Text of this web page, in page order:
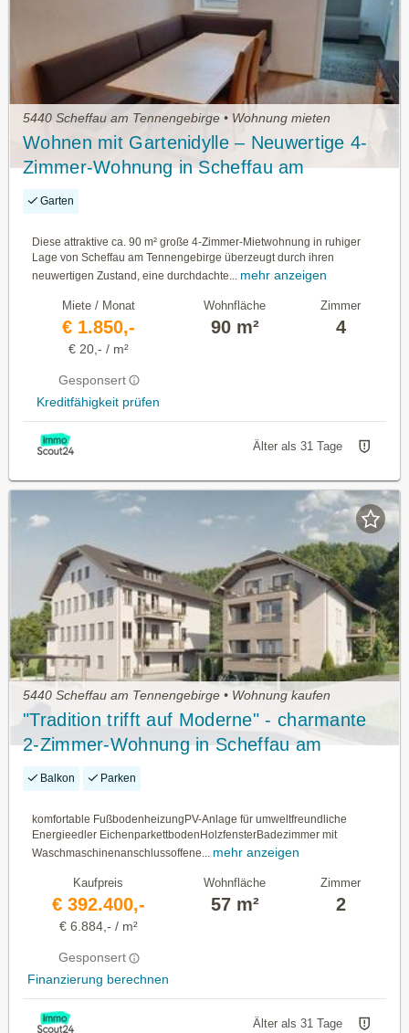
5440 Scheffau am Tennengebirge • Wohnung mieten
Wohnen mit Gartenidylle – Neuwertige 4-
Zimmer-Wohnung in Scheffau am
Tennengebirge
Garten
Diese attraktive ca. 90 m² große 4-Zimmer-Mietwohnung in ruhiger
Lage von Scheffau am Tennengebirge überzeugt durch ihren
neuwertigen Zustand, eine durchdachte... mehr anzeigen
Miete / Monat
€ 1.850,-
€ 20,- / m²
Gesponsert
Kreditfähigkeit prüfen
Wohnfläche
90 m²
Zimmer
4
Älter als 31 Tage
5440 Scheffau am Tennengebirge • Wohnung kaufen
"Tradition trifft auf Moderne" - charmante
2-Zimmer-Wohnung in Scheffau am
Tennengebirge - PROVISIONSFREI FÜR
Balkon Parken
komfortable FußbodenheizungPV-Anlage für umweltfreundliche
Energieedler EichenparkettbodenHolzfensterBadezimmer mit
Waschmaschinenanschlussoffene... mehr anzeigen
Kaufpreis
€ 392.400,-
€ 6.884,- / m²
Gesponsert
Finanzierung berechnen
Wohnfläche
57 m²
Zimmer
2
Älter als 31 Tage